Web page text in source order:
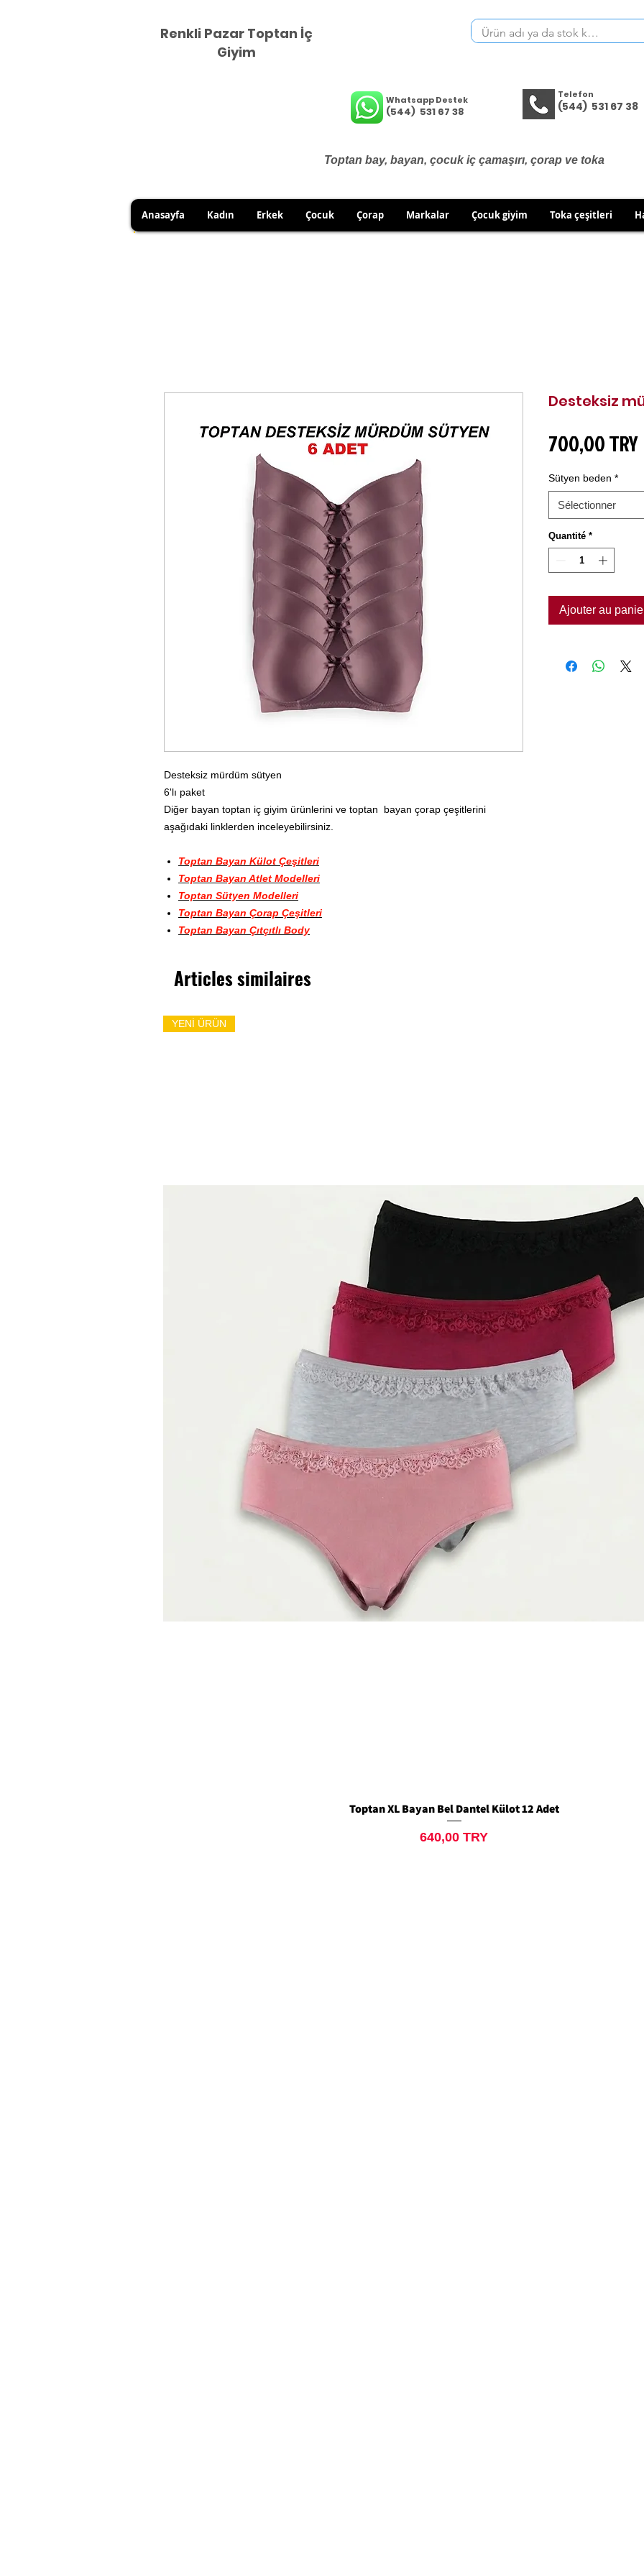
Renkli Pazar Toptan İç
Giyim
Whatsapp Destek
(544) 531 67 38
Telefon
(544) 531 67 38
Toptan bay, bayan, çocuk iç çamaşırı, çorap ve toka
Anasayfa Kadın Erkek Çocuk Çorap Markalar Çocuk giyim Toka çeşitleri
Desteksiz mürdüm sütyen
6'lı paket
Diğer bayan toptan iç giyim ürünlerini ve toptan bayan çorap çeşitlerini
aşağıdaki linklerden inceleyebilirsiniz.
Toptan Bayan Külot Çeşitleri
Toptan Bayan Atlet Modelleri
Toptan Sütyen Modelleri
Toptan Bayan Çorap Çeşitleri
Toptan Bayan Çıtçıtlı Body
Desteksiz
700,00 TRY
Sütyen beden *
Sélectionner
Quantité *
Ajouter au
Articles similaires
Aperçu rapide
YENİ ÜRÜN
Toptan XL Bayan Bel Dantel Külot 12 Adet
Prix
640,00 TRY